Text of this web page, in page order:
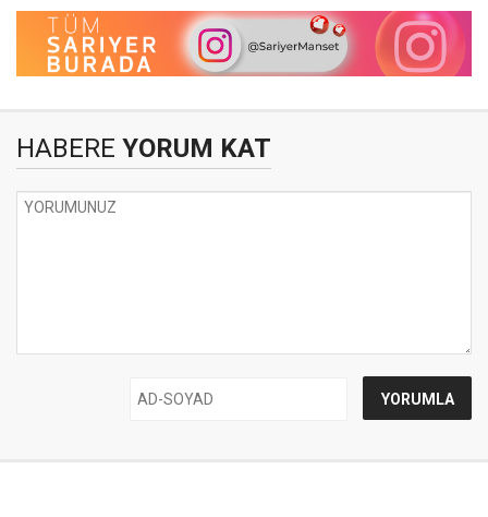
HABERE YORUM KAT